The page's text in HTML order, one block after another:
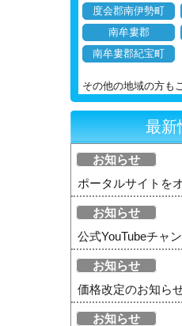
度会郡南伊勢町
南牟婁郡
南牟婁郡紀宝町
その他の地域の方も
最新
お知らせ
ポータルサイトを
お知らせ
公式YouTubeチャ
お知らせ
価格改定のお知ら
お知らせ